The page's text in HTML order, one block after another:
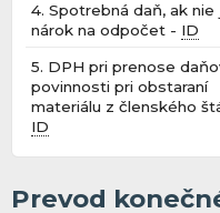
4. Spotrebná daň, ak nie
nárok na odpočet - ID
5. DPH pri prenose
povinnosti pri obstaraní
materiálu z členského
ID
Prevod